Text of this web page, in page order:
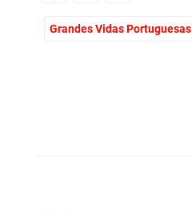
Facebook
Email
X
Grandes Vidas Portuguesas